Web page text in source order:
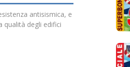
antisismica, e
degli edifici